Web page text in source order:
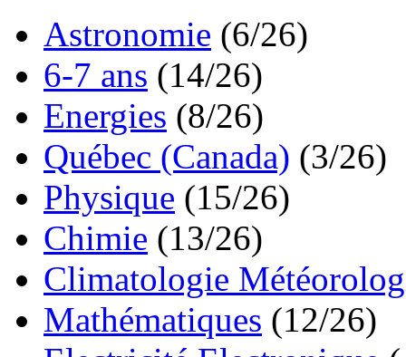
Astronomie (6/26)
6-7 ans (14/26)
Energies (8/26)
Québec (Canada) (3/26)
Physique (15/26)
Chimie (13/26)
Climatologie
Mathématiques (12/26)